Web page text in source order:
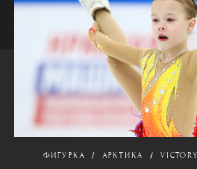
ФИГУРКА АРКТИКА